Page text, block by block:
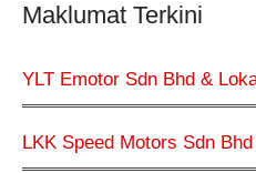
Maklumat Terkini
YLT Emotor Sdn Bhd &
LKK Speed Motors Sdn